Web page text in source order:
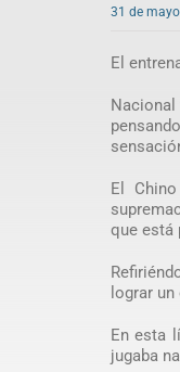
31 de
El
Nacional
El
que está
lograr
En esta
jugaba